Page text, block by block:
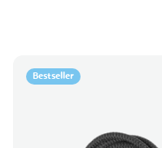
Bestseller